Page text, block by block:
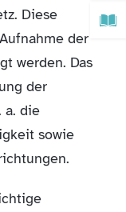
Diese
der
werden. Das
der
a. die
sowie